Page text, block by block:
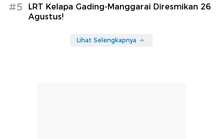
#5
LRT Kelapa Gading-Manggarai Diresmikan 26
Agustus!
Lihat Selengkapnya